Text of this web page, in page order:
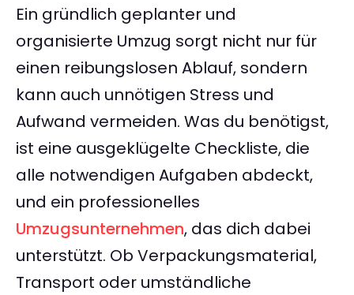
Ein gründlich geplanter und
organisierte Umzug sorgt nicht nur für
einen reibungslosen Ablauf, sondern
kann auch unnötigen Stress und
Aufwand vermeiden. Was du benötigst,
ist eine ausgeklügelte Checkliste, die
alle notwendigen Aufgaben abdeckt,
und ein professionelles
Umzugsunternehmen, das dich dabei
unterstützt. Ob Verpackungsmaterial,
Transport oder umständliche